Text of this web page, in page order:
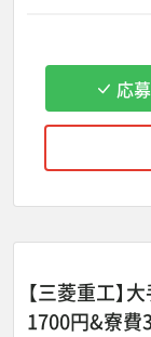
応
【三菱重工】
1700円&寮費